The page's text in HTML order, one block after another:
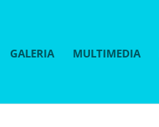
GALERIA MULTIMEDIA